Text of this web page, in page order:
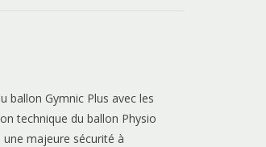
ballon Gymnic Plus avec les
technique du ballon Physio
majeure sécurité à